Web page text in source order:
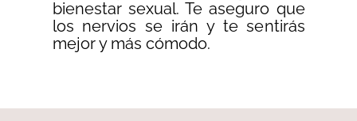
bienestar sexual. Te aseguro que
los nervios se irán y te sentirás
mejor y más cómodo.